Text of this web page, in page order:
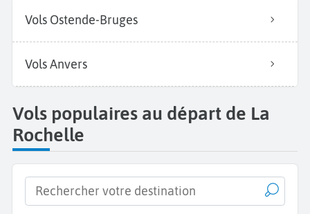
Vols Ostende-Bruges
Vols Anvers
Vols populaires au départ de La
Rochelle